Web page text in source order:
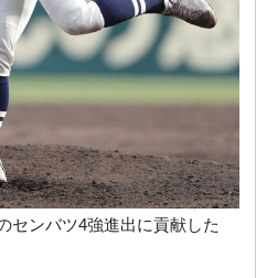
センバツ4強進出に貢献した